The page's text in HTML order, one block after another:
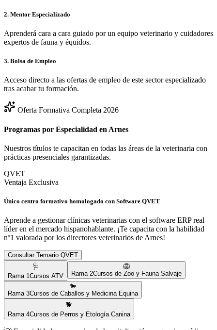
2. Mentor Especializado
Aprenderá cara a cara guiado por un equipo veterinario y cuidadores
expertos de fauna y équidos.
3. Bolsa de Empleo
Acceso directo a las ofertas de empleo de este sector especializado
tras acabar tu formación.
Oferta Formativa Completa 2026
Programas por Especialidad en Arnes
Nuestros títulos te capacitan en todas las áreas de la veterinaria con
prácticas presenciales garantizadas.
QVET
Ventaja Exclusiva
Único centro formativo homologado con Software QVET
Aprende a gestionar clínicas veterinarias con el software ERP real
líder en el mercado hispanohablante. ¡Te capacita con la habilidad
nº1 valorada por los directores veterinarios de Arnes!
Consultar Temario QVET
🩺
Rama 1Cursos ATV
🦁
Rama 2Cursos de Zoo y Fauna Salvaje
🐎
Rama 3Cursos de Caballos y Medicina Equina
🐕
Rama 4Cursos de Perros y Etología Canina